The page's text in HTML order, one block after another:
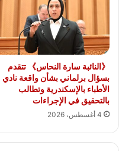
《النائبة سارة النحاس》 تتقدم
بسؤال برلماني بشأن واقعة نادي
الأطباء بالإسكندرية وتطالب
بالتحقيق في الإجراءات
4 أغسطس، 2026